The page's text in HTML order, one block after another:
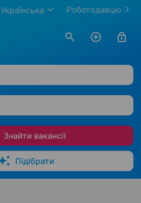
Роботодавцю
Українська
Знайти вакансії
Підібрати